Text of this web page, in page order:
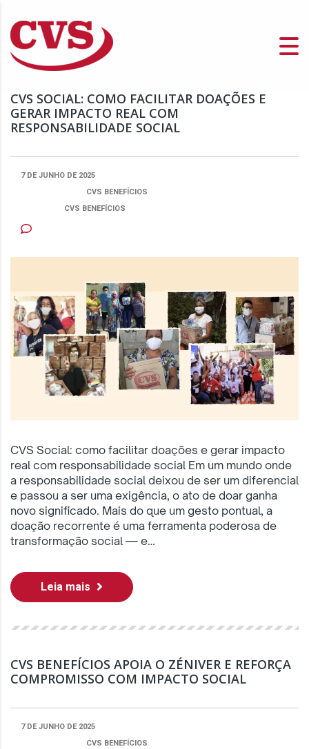
CVS SOCIAL: COMO FACILITAR DOAÇÕES E
GERAR IMPACTO REAL COM
RESPONSABILIDADE SOCIAL
7 DE JUNHO DE 2025
CVS BENEFÍCIOS
CVS BENEFÍCIOS
CVS Social: como facilitar doações e gerar impacto
real com responsabilidade social Em um mundo onde
a responsabilidade social deixou de ser um diferencial
e passou a ser uma exigência, o ato de doar ganha
novo significado. Mais do que um gesto pontual, a
doação recorrente é uma ferramenta poderosa de
transformação social — e…
Leia mais
CVS BENEFÍCIOS APOIA O ZÉNIVER E REFORÇA
COMPROMISSO COM IMPACTO SOCIAL
7 DE JUNHO DE 2025
CVS BENEFÍCIOS